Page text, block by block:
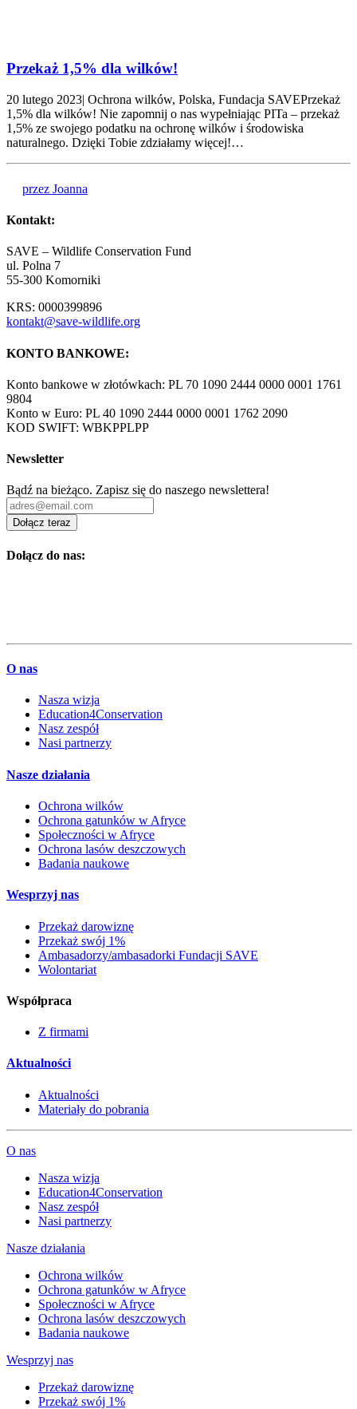
Przekaż 1,5% dla wilków!
20 lutego 2023| Ochrona wilków, Polska, Fundacja SAVEPrzekaż
1,5% dla wilków! Nie zapomnij o nas wypełniając PITa – przekaż
1,5% ze swojego podatku na ochronę wilków i środowiska
naturalnego. Dzięki Tobie zdziałamy więcej!…
przez Joanna
Kontakt:
SAVE – Wildlife Conservation Fund
ul. Polna 7
55-300 Komorniki
KRS: 0000399896
kontakt@save-wildlife.org
KONTO BANKOWE:
Konto bankowe w złotówkach: PL 70 1090 2444 0000 0001 1761
9804
Konto w Euro: PL 40 1090 2444 0000 0001 1762 2090
KOD SWIFT: WBKPPLPP
Newsletter
Bądź na bieżąco. Zapisz się do naszego newslettera!
Dołącz teraz
Dołącz do nas:
O nas
Nasza wizja
Education4Conservation
Nasz zespół
Nasi partnerzy
Nasze działania
Ochrona wilków
Ochrona gatunków w Afryce
Społeczności w Afryce
Ochrona lasów deszczowych
Badania naukowe
Wesprzyj nas
Przekaż darowiznę
Przekaż swój 1%
Ambasadorzy/ambasadorki Fundacji SAVE
Wolontariat
Współpraca
Z firmami
Aktualności
Aktualności
Materiały do pobrania
O nas
Nasza wizja
Education4Conservation
Nasz zespół
Nasi partnerzy
Nasze działania
Ochrona wilków
Ochrona gatunków w Afryce
Społeczności w Afryce
Ochrona lasów deszczowych
Badania naukowe
Wesprzyj nas
Przekaż darowiznę
Przekaż swój 1%